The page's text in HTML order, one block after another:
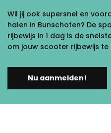
Wil jij ook supersnel en
halen in Bunschoten? De
rijbewijs in 1 dag is de
om jouw scooter rijbewijs te
Nu aanmelden!